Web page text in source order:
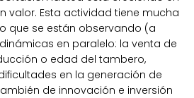
valor. Esta actividad tiene mucha
que se están observando (a
en paralelo: la venta de
o edad del tambero,
en la generación de
de innovación e inversión